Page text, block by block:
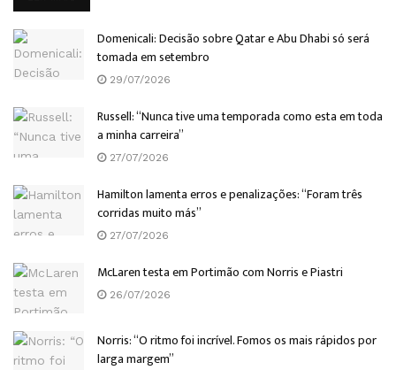
Domenicali: Decisão sobre Qatar e Abu Dhabi só será
tomada em setembro
29/07/2026
Russell: “Nunca tive uma temporada como esta em toda
a minha carreira”
27/07/2026
Hamilton lamenta erros e penalizações: “Foram três
corridas muito más”
27/07/2026
McLaren testa em Portimão com Norris e Piastri
26/07/2026
Norris: “O ritmo foi incrível. Fomos os mais rápidos por
larga margem”